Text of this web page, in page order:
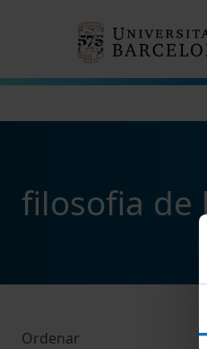
filosofia de
Ordenar